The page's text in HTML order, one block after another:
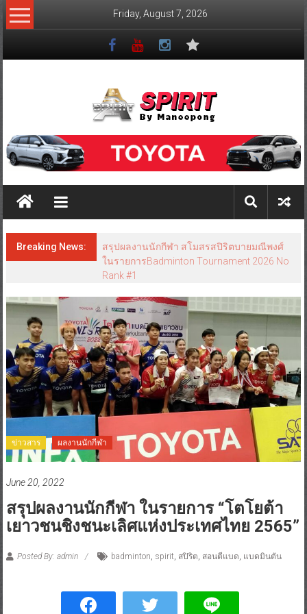
Friday, August 7, 2026
Breaking News:
สรุปผลงานนักกีฬา สโมสรสปิริตบายมณีพงศ์
ในรายการBadminton Tournament 2026 No
Rank #1
ข่าวสาร ผลงานนักกีฬา
June 20, 2022
สรุปผลงานนักกีฬา ในรายการ “โตโยต้า
เยาวชนชิงชนะเลิศแห่งประเทศไทย 2565”
Posted By: admin badminton, spirit, สปิริต, สอนตีแบด, แบดมินตัน